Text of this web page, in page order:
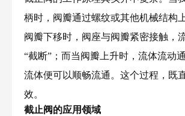
柄时，阀瓣通过螺纹或其他机械结构
阀瓣下移时，阀座与阀瓣紧密接触，
“截断”；而当阀瓣上升时，流体流动
流体便可以顺畅流通。这个过程，既
效。
截止阀的应用领域